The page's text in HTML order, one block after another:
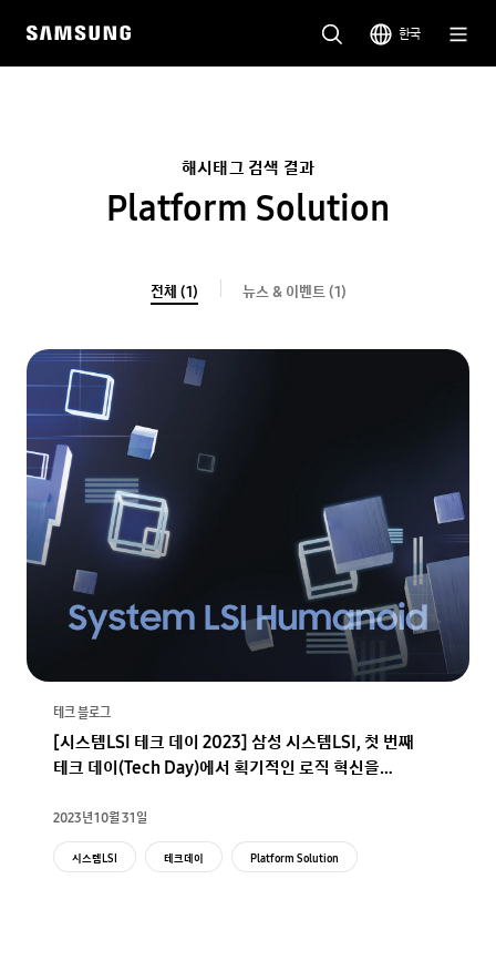
한국
해시태그 검색 결과
Platform Solution
전체 (1) 뉴스 & 이벤트 (1)
테크 블로그
[시스템LSI 테크 데이 2023] 삼성 시스템LSI, 첫 번째
테크 데이(Tech Day)에서 획기적인 로직 혁신을
2023년 10월 31일
시스템LSI 테크데이 Platform Solution